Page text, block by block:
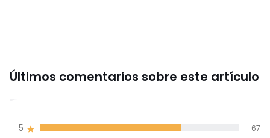
Últimos comentarios sobre este artículo
4,6
(94)
5 67